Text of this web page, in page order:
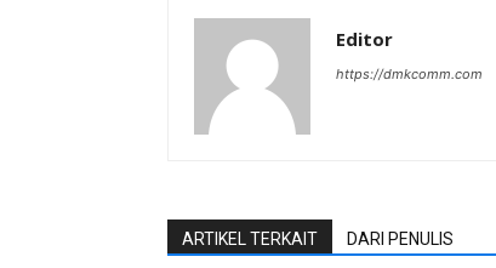
Editor
https://dmkcomm.com
ARTIKEL TERKAIT DARI PENULIS